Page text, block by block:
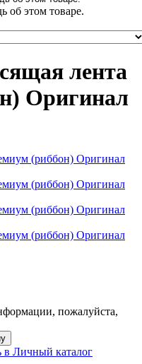
об этом товаре.
лента
Оригинал
пожалуйста,
в Личный каталог